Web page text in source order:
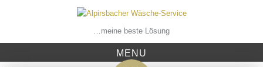
…meine beste Lösung
MENU